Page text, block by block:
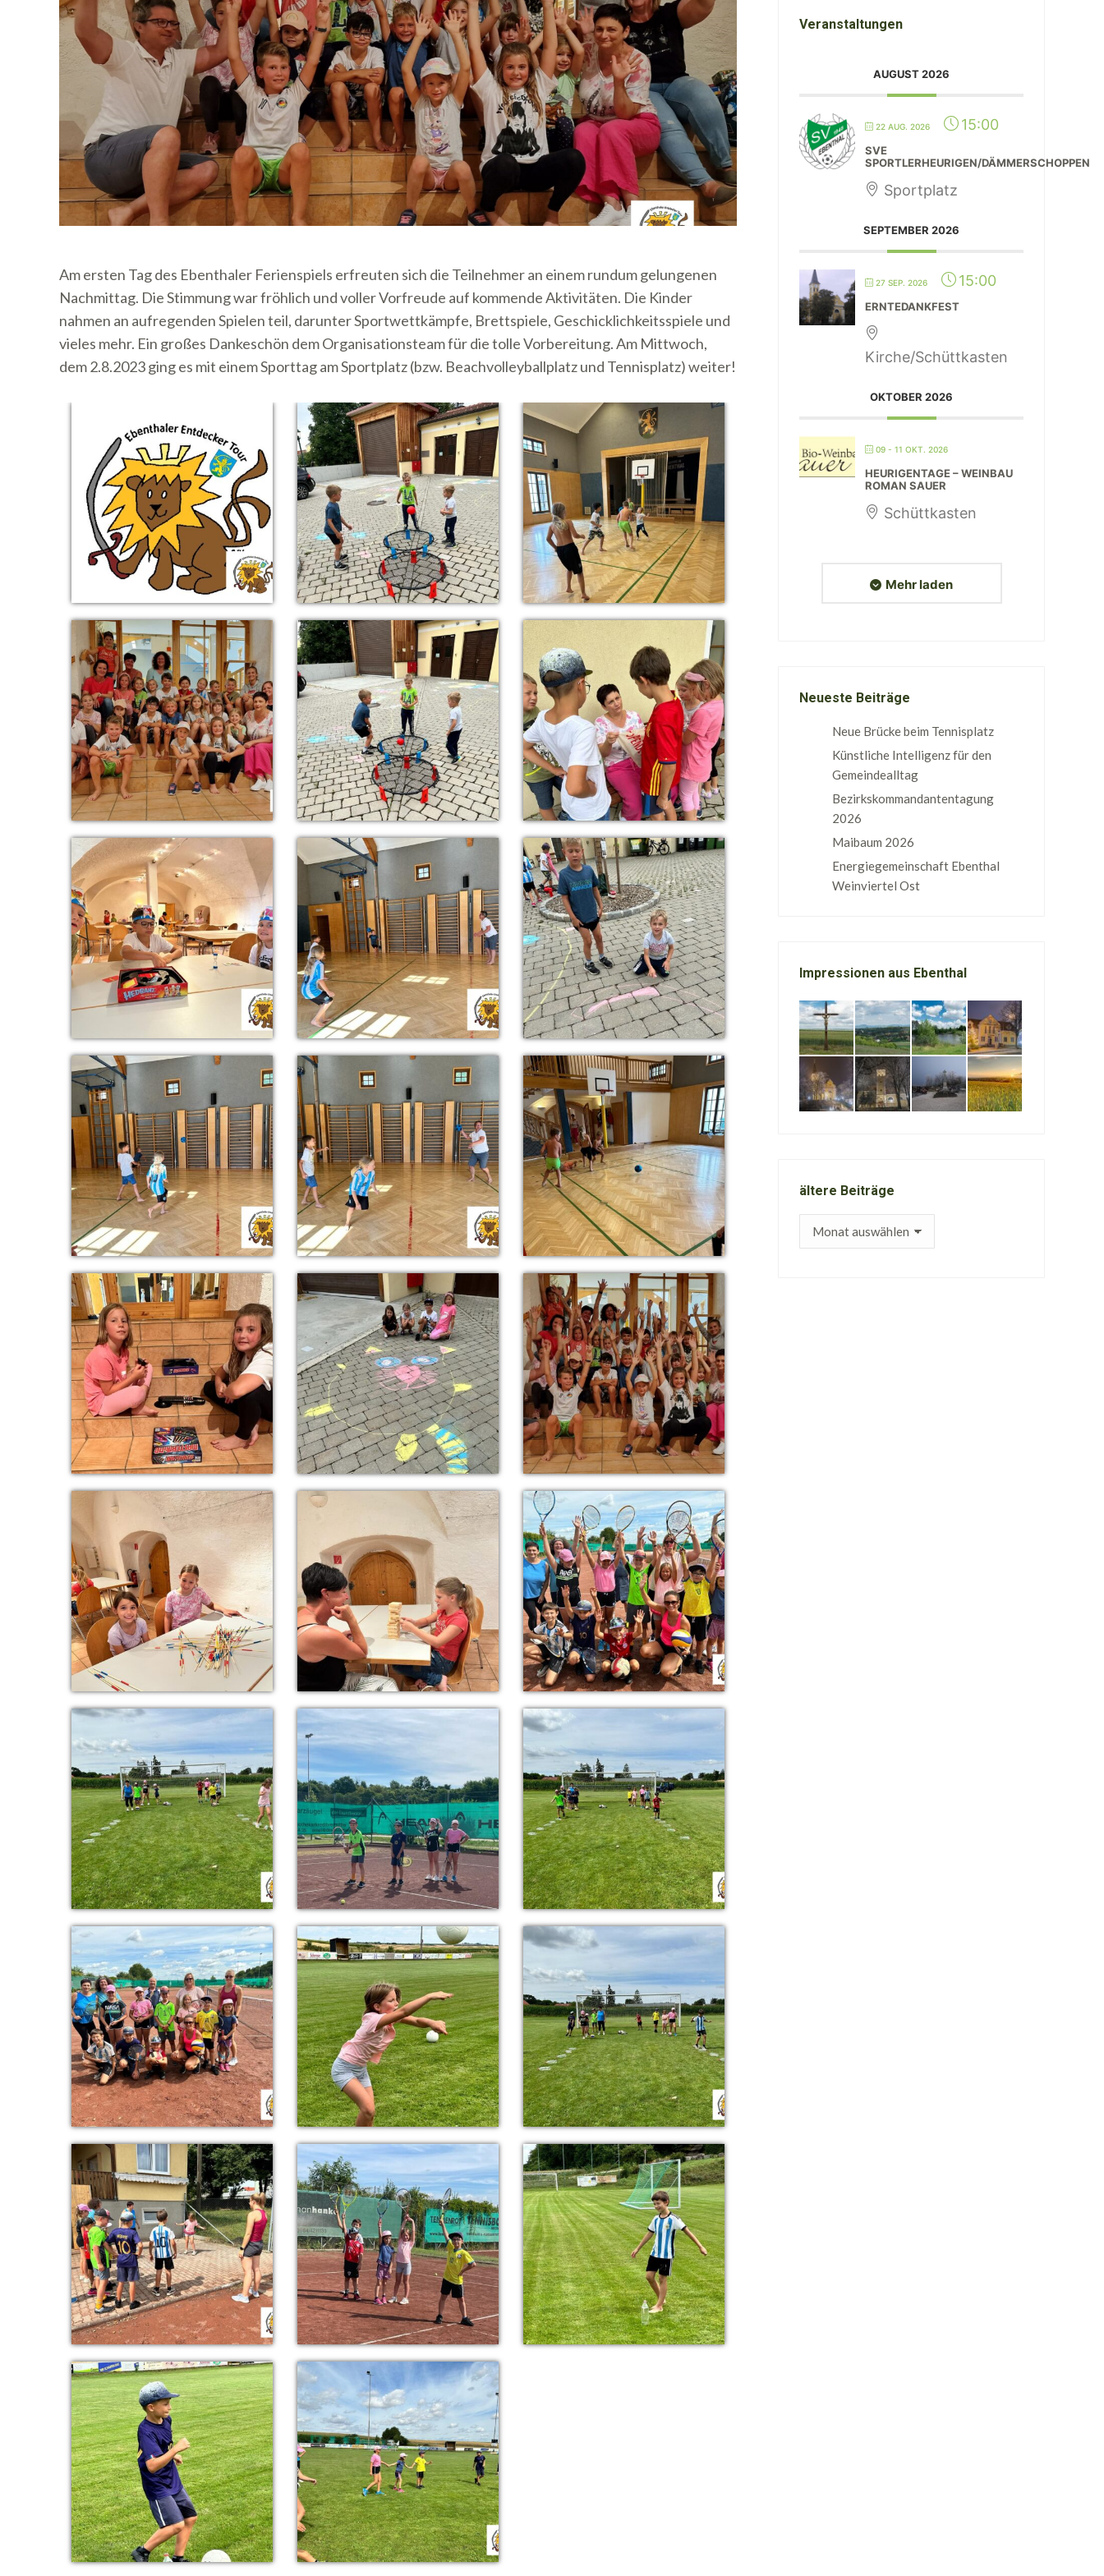
Am ersten Tag des Ebenthaler Ferienspiels erfreuten sich die Teilnehmer an einem rundum gelungenen
Nachmittag. Die Stimmung war fröhlich und voller Vorfreude auf kommende Aktivitäten. Die Kinder
nahmen an aufregenden Spielen teil, darunter Sportwettkämpfe, Brettspiele, Geschicklichkeitsspiele und
vieles mehr. Ein großes Dankeschön dem Organisationsteam für die tolle Vorbereitung. Am Mittwoch,
dem 2.8.2023 ging es mit einem Sporttag am Sportplatz (bzw. Beachvolleyballplatz und Tennisplatz) weiter!
Veranstaltungen
AUGUST 2026
22 AUG. 2026 15:00
SVE
SPORTLERHEURIGEN/DÄMMERSCHOPPEN
Sportplatz
SEPTEMBER 2026
27 SEP. 2026 15:00
ERNTEDANKFEST
Kirche/Schüttkasten
OKTOBER 2026
09 - 11 OKT. 2026
HEURIGENTAGE – WEINBAU
ROMAN SAUER
Schüttkasten
Mehr laden
Neueste Beiträge
Neue Brücke beim Tennisplatz
Künstliche Intelligenz für den
Gemeindealltag
Bezirkskommandantentagung
2026
Maibaum 2026
Energiegemeinschaft Ebenthal
Weinviertel Ost
Impressionen aus Ebenthal
ältere Beiträge